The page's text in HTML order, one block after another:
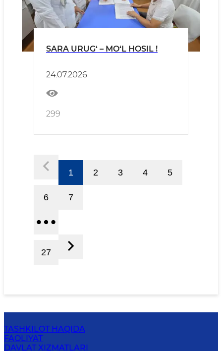
SARA URUG‘ – MO‘L HOSIL !
24.07.2026
299
1 2 3 4 5
6 7
27
TASHKILOT HAQIDA
FAOLIYAT
DAVLAT XIZMATLARI